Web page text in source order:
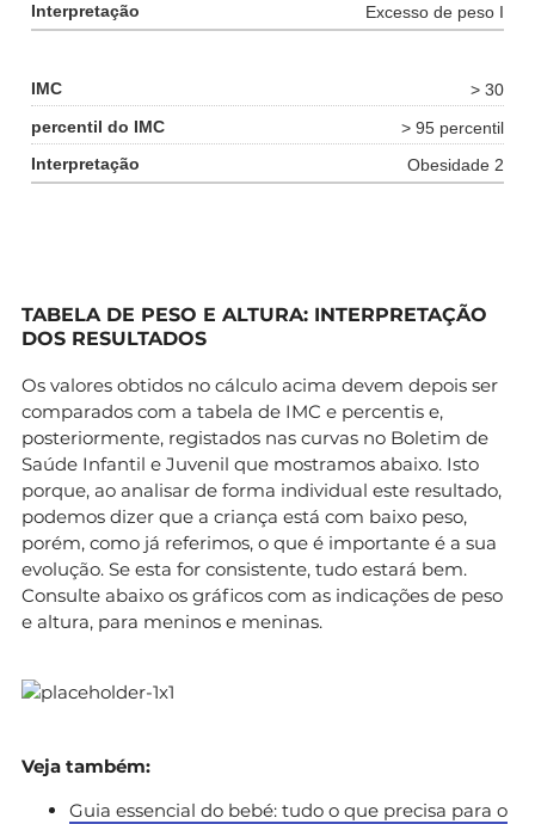
Excesso de peso I
> 30
> 95 percentil
Obesidade 2
TABELA DE PESO E ALTURA: INTERPRETAÇÃO
DOS RESULTADOS
Os valores obtidos no cálculo acima devem depois ser
comparados com a tabela de IMC e percentis e,
posteriormente, registados nas curvas no Boletim de
Saúde Infantil e Juvenil que mostramos abaixo. Isto
porque, ao analisar de forma individual este resultado,
podemos dizer que a criança está com baixo peso,
porém, como já referimos, o que é importante é a sua
evolução. Se esta for consistente, tudo estará bem.
Consulte abaixo os gráficos com as indicações de peso
e altura, para meninos e meninas.
Veja também:
Guia essencial do bebé: tudo o que precisa para o